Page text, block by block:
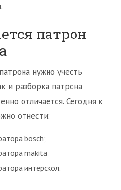
патрон
нужно учесть
и разборка патрона
отличается. Сегодня к
отнести:
bosch;
makita;
интерскол.